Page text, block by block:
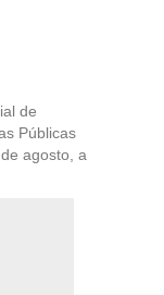
de
Públicas
agosto, a